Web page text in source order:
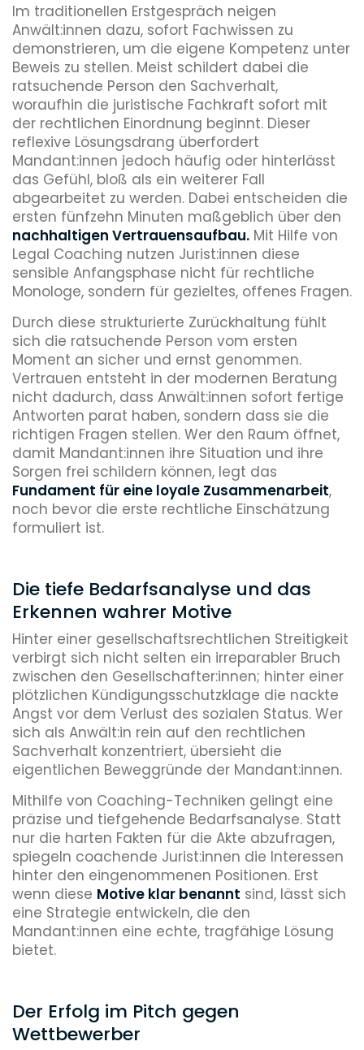
Im traditionellen Erstgespräch neigen
Anwält:innen dazu, sofort Fachwissen zu
demonstrieren, um die eigene Kompetenz unter
Beweis zu stellen. Meist schildert dabei die
ratsuchende Person den Sachverhalt,
woraufhin die juristische Fachkraft sofort mit
der rechtlichen Einordnung beginnt. Dieser
reflexive Lösungsdrang überfordert
Mandant:innen jedoch häufig oder hinterlässt
das Gefühl, bloß als ein weiterer Fall
abgearbeitet zu werden. Dabei entscheiden die
ersten fünfzehn Minuten maßgeblich über den
nachhaltigen Vertrauensaufbau. Mit Hilfe von
Legal Coaching nutzen Jurist:innen diese
sensible Anfangsphase nicht für rechtliche
Monologe, sondern für gezieltes, offenes Fragen.
Durch diese strukturierte Zurückhaltung fühlt
sich die ratsuchende Person vom ersten
Moment an sicher und ernst genommen.
Vertrauen entsteht in der modernen Beratung
nicht dadurch, dass Anwält:innen sofort fertige
Antworten parat haben, sondern dass sie die
richtigen Fragen stellen. Wer den Raum öffnet,
damit Mandant:innen ihre Situation und ihre
Sorgen frei schildern können, legt das
Fundament für eine loyale Zusammenarbeit,
noch bevor die erste rechtliche Einschätzung
formuliert ist.
Die tiefe Bedarfsanalyse und das
Erkennen wahrer Motive
Hinter einer gesellschaftsrechtlichen Streitigkeit
verbirgt sich nicht selten ein irreparabler Bruch
zwischen den Gesellschafter:innen; hinter einer
plötzlichen Kündigungsschutzklage die nackte
Angst vor dem Verlust des sozialen Status. Wer
sich als Anwält:in rein auf den rechtlichen
Sachverhalt konzentriert, übersieht die
eigentlichen Beweggründe der Mandant:innen.
Mithilfe von Coaching-Techniken gelingt eine
präzise und tiefgehende Bedarfsanalyse. Statt
nur die harten Fakten für die Akte abzufragen,
spiegeln coachende Jurist:innen die Interessen
hinter den eingenommenen Positionen. Erst
wenn diese Motive klar benannt sind, lässt sich
eine Strategie entwickeln, die den
Mandant:innen eine echte, tragfähige Lösung
bietet.
Der Erfolg im Pitch gegen
Wettbewerber